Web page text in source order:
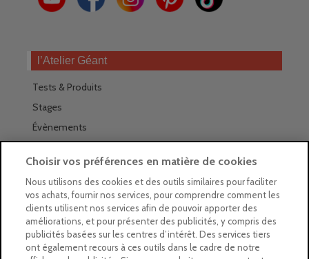
l’Atelier Géant
Tests & Produits
Stages
Évènements
Trouver nos magasins
La newsletter des magasins
Feuilleter le Guide
Gratuit : intégrer le Guide
Choisir vos préférences en matière de cookies
Nous utilisons des cookies et des outils similaires pour faciliter
vos achats, fournir nos services, pour comprendre comment les
clients utilisent nos services afin de pouvoir apporter des
améliorations, et pour présenter des publicités, y compris des
publicités basées sur les centres d’intérêt. Des services tiers
ont également recours à ces outils dans le cadre de notre